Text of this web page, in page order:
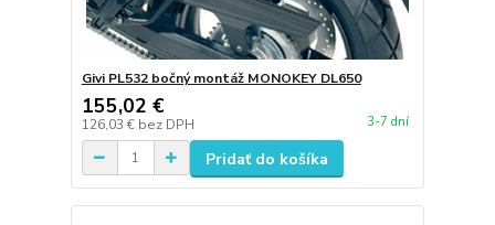
Givi PL532 bočný montáž MONOKEY DL650
155,02 €
126,03 € bez DPH 3-7 dní
Pridať do košíka